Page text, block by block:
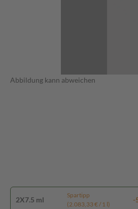
Abbildung kann abweichen
2X7.5 ml
Spartipp
(2.083,33 € / 1 l)
-